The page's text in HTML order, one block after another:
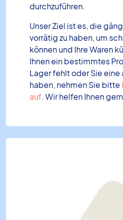
durchzuführen.
Unser Ziel ist es, die
vorrätig zu haben, um
können und Ihre Waren
Ihnen ein bestimmtes
Lager fehlt oder Sie eine
haben, nehmen Sie bitte
auf. Wir helfen Ihnen